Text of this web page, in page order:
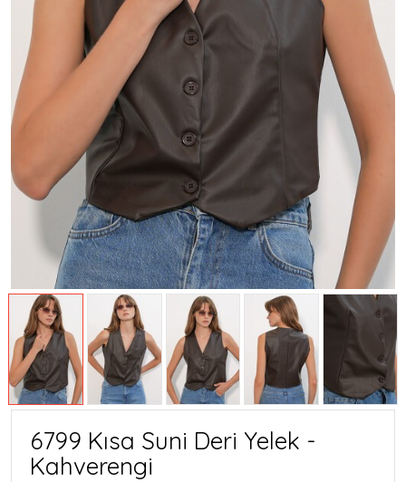
6799 Kısa Suni Deri Yelek -
Kahverengi